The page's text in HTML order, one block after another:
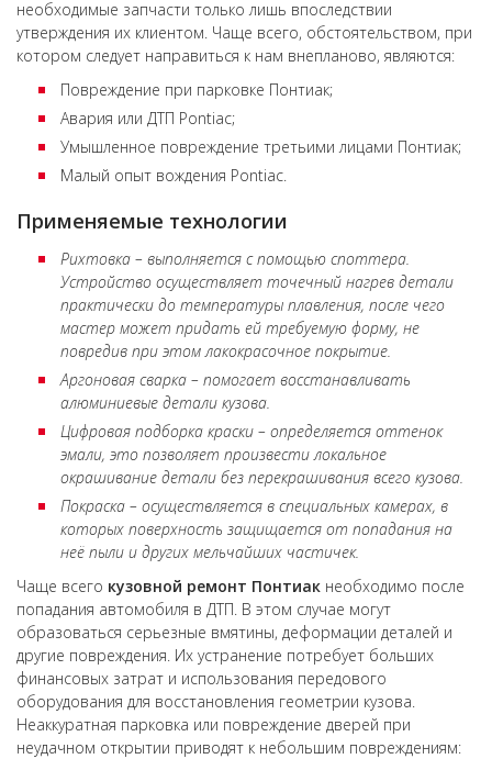
необходимые запчасти только лишь впоследствии
утверждения их клиентом. Чаще всего, обстоятельством, при
котором следует направиться к нам внепланово, являются:
Повреждение при парковке Понтиак;
Авария или ДТП Pontiac;
Умышленное повреждение третьими лицами Понтиак;
Малый опыт вождения Pontiac.
Применяемые технологии
Рихтовка – выполняется с помощью споттера.
Устройство осуществляет точечный нагрев детали
практически до температуры плавления, после чего
мастер может придать ей требуемую форму, не
повредив при этом лакокрасочное покрытие.
Аргоновая сварка – помогает восстанавливать
алюминиевые детали кузова.
Цифровая подборка краски – определяется оттенок
эмали, это позволяет произвести локальное
окрашивание детали без перекрашивания всего кузова.
Покраска – осуществляется в специальных камерах, в
которых поверхность защищается от попадания на
неё пыли и других мельчайших частичек.
Чаще всего кузовной ремонт Понтиак необходимо после
попадания автомобиля в ДТП. В этом случае могут
образоваться серьезные вмятины, деформации деталей и
другие повреждения. Их устранение потребует больших
финансовых затрат и использования передового
оборудования для восстановления геометрии кузова.
Неаккуратная парковка или повреждение дверей при
неудачном открытии приводят к небольшим повреждениям: